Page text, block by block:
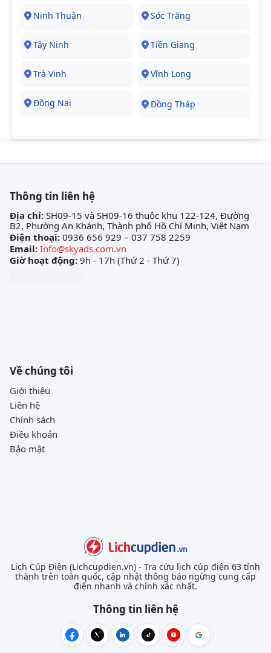
Ninh Thuận Sóc Trăng
Tây Ninh Tiền Giang
Trà Vinh Vĩnh Long
Đồng Nai Đồng Tháp
Thông tin liên hệ
Địa chỉ: SH09-15 và SH09-16 thuộc khu 122-124, Đường
B2, Phường An Khánh, Thành phố Hồ Chí Minh, Việt Nam
Điện thoại: 0936 656 929 – 037 758 2259
Email: Info@skyads.com.vn
Giờ hoạt động: 9h - 17h (Thứ 2 - Thứ 7)
Về chúng tôi
Giới thiệu
Liên hệ
Chính sách
Điều khoản
Bảo mật
Lịch Cúp Điện (Lichcupdien.vn) - Tra cứu lịch cúp điện 63 tỉnh
thành trên toàn quốc, cập nhật thông báo ngừng cung cấp
điện nhanh và chính xác nhất.
Thông tin liên hệ